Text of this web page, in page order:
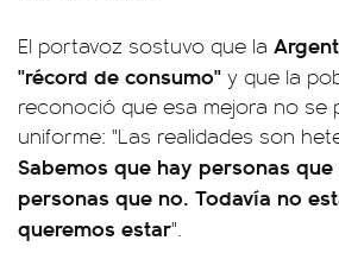
El portavoz sostuvo que la
"récord de consumo" y que la
reconoció que esa mejora no se
uniforme: "Las realidades son
Sabemos que hay personas
personas que no. Todavía no
queremos estar".